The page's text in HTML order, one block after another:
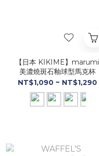
【日本 KIKIME】marumi
美濃燒斑石釉球型馬克杯
NT$1,090 ~ NT$1,290